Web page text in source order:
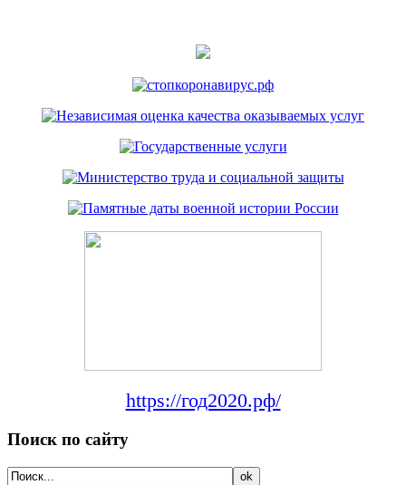
https://год2020.рф/
Поиск по сайту